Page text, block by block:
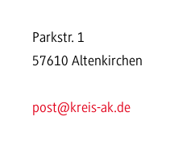
Parkstr. 1
57610 Altenkirchen
post@kreis-ak.de